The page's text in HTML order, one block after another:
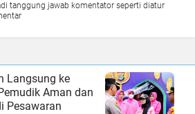
tanggung jawab komentator seperti diatur
Langsung ke
Aman dan
Pesawaran